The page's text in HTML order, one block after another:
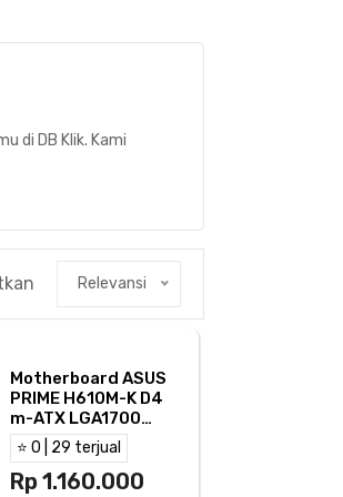
di DB Klik. Kami
Relevansi
Motherboard ASUS
PRIME H610M-K D4
m-ATX LGA1700
HDMI D-Sub - H610M
K
⭐ 0 | 29 terjual
Rp 1.160.000